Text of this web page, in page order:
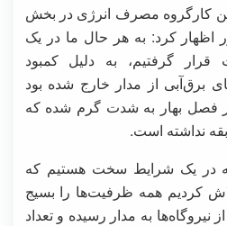
کارگروه مصرف انرژی در بخش
کرد: به هر حال ما در یک
گرفتیم، به دلیل کمبود
برق‌آبی از مدار خارج شده بود
فصل بهار به شدت گرم شده که
نداشته است.
در یک شرایط سخت هستیم که
کردیم همه ظرفیت‌ها را بسیج
نیروگاه‌ها به مدار رسیده و تعداد